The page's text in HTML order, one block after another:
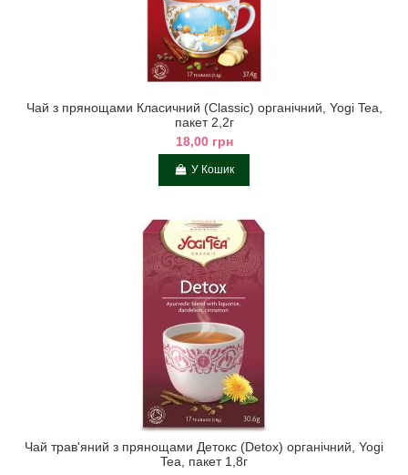
Чай з прянощами Класичний (Classic) органічний, Yogi Tea,
пакет 2,2г
18,00 грн
У Кошик
Чай трав'яний з прянощами Детокс (Detox) органічний, Yogi
Tea, пакет 1,8г